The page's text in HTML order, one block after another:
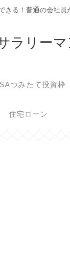
きる！普通の会社
ラリー
つみたて投資枠
住宅ローン